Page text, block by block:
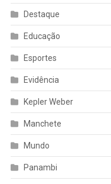
Destaque
Educação
Esportes
Evidência
Kepler Weber
Manchete
Mundo
Panambi